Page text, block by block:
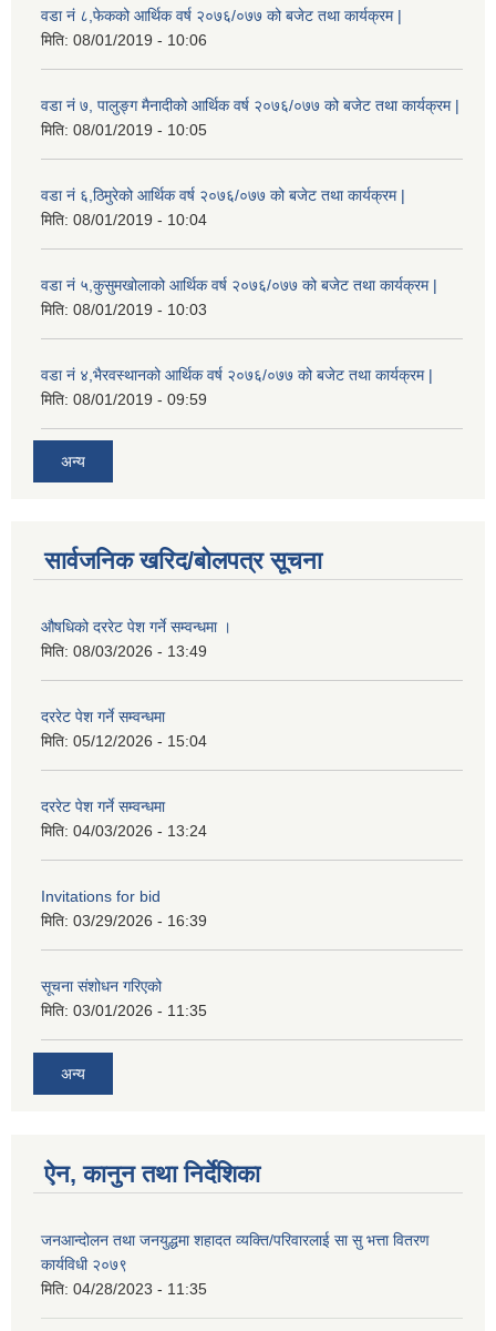
वडा नं ८,फेकको आर्थिक वर्ष २०७६/०७७ को बजेट तथा कार्यक्रम |
मिति: 08/01/2019 - 10:06
वडा नं ७, पालुङ्ग मैनादीको आर्थिक वर्ष २०७६/०७७ को बजेट तथा कार्यक्रम |
मिति: 08/01/2019 - 10:05
वडा नं ६,ठिमुरेको आर्थिक वर्ष २०७६/०७७ को बजेट तथा कार्यक्रम |
मिति: 08/01/2019 - 10:04
वडा नं ५,कुसुमखोलाको आर्थिक वर्ष २०७६/०७७ को बजेट तथा कार्यक्रम |
मिति: 08/01/2019 - 10:03
वडा नं ४,भैरवस्थानको आर्थिक वर्ष २०७६/०७७ को बजेट तथा कार्यक्रम |
मिति: 08/01/2019 - 09:59
अन्य
सार्वजनिक खरिद/बोलपत्र सूचना
औषधिको दररेट पेश गर्ने सम्वन्धमा ।
मिति: 08/03/2026 - 13:49
दररेट पेश गर्ने सम्वन्धमा
मिति: 05/12/2026 - 15:04
दररेट पेश गर्ने सम्वन्धमा
मिति: 04/03/2026 - 13:24
Invitations for bid
मिति: 03/29/2026 - 16:39
सूचना संशोधन गरिएको
मिति: 03/01/2026 - 11:35
अन्य
ऐन, कानुन तथा निर्देशिका
जनआन्दोलन तथा जनयुद्धमा शहादत व्यक्ति/परिवारलाई सा सु भत्ता वितरण
कार्यविधी २०७९
मिति: 04/28/2023 - 11:35